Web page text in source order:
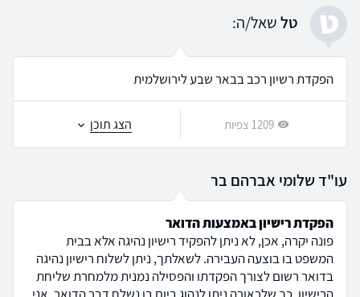
ט טלשאל/ה:
הפקדת רשיון רכב בבאר שבע לירושלמית
1209 צפיות הצג תוכן
עו"ד שלומי אברהם בר
הפקדת רישיון באמצעות הדואר
פונה יקרה, אכן, לא ניתן להפקיד רישיון נהיגה אלא בבית
המשפט בו בוצעה העבירה. לשאלתך, ניתן לשלוח רישיון נהיגה
בדואר רשום לצורך הפקדתו והפסילה נמנית מלמחרת שליחת